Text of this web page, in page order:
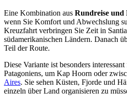
Eine Kombination aus Rundreise
wenn Sie Komfort und Abwechslung
Kreuzfahrt verbringen Sie Zeit in
südamerikanischen Ländern. Danach
Teil der Route.
Diese Variante ist besonders
Patagoniens, um Kap Hoorn oder
Aires. Sie sehen Küsten, Fjorde und
einzeln über Land organisieren zu